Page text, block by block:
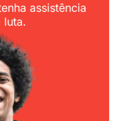
assistência
luta.